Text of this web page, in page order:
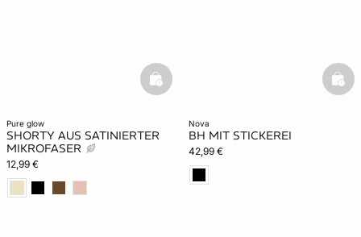
pure glow
SHORTY AUS SATINIERTER
MIKROFASER
12,99 €
basketfull
nova
BH MIT STICKEREI
42,99 €